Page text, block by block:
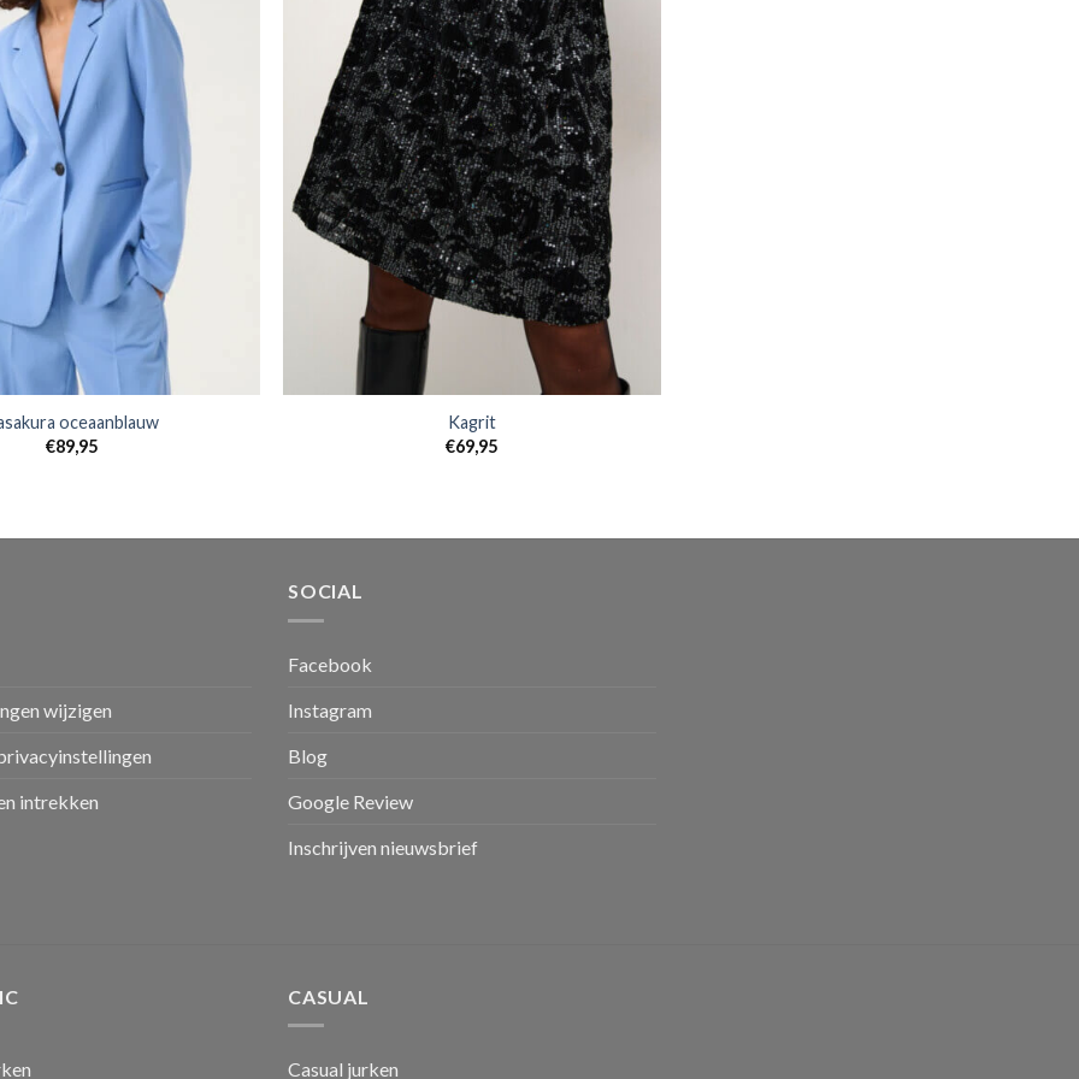
oceaanblauw
€89,95
Kagrit
€69,95
wijzigen
intrekken
SOCIAL
Facebook
Instagram
Blog
Google Review
Inschrijven nieuwsbrief
CASUAL
Casual jurken